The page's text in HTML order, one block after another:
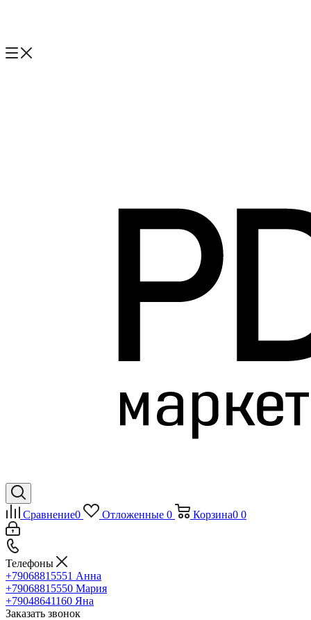
Сравнение0 Отложенные 0 Корзина0 0
Телефоны
+79068815551 Анна
+79068815550 Мария
+79048641160 Яна
Заказать звонок